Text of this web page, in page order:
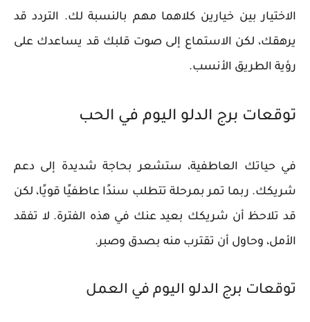
الاختيار بين خيارين كلاهما مهم بالنسبة لك. التردد قد
يرهقك، لكن الاستماع إلى صوت قلبك قد يساعدك على
رؤية الطريق الأنسب.
توقعات برج الدلو اليوم في الحب
في حياتك العاطفية، ستشعر بحاجة شديدة إلى دعم
شريكك. ربما تمر بمرحلة تتطلب سندًا عاطفيًا قويًا، لكن
قد تلاحظ أن شريكك بعيد عنك في هذه الفترة. لا تفقد
الأمل، وحاول أن تقترب منه بصدق وصبر.
توقعات برج الدلو اليوم في العمل